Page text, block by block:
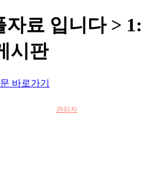
료 입니다 >
시판
바로가기
관리자